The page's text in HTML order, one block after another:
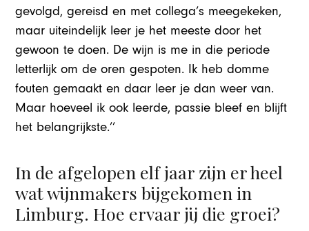
gevolgd, gereisd en met collega’s meegekeken,
maar uiteindelijk leer je het meeste door het
gewoon te doen. De wijn is me in die periode
letterlijk om de oren gespoten. Ik heb domme
fouten gemaakt en daar leer je dan weer van.
Maar hoeveel ik ook leerde, passie bleef en blijft
het belangrijkste.’’
In de afgelopen elf jaar zijn er heel
wat wijnmakers bijgekomen in
Limburg. Hoe ervaar jij die groei?